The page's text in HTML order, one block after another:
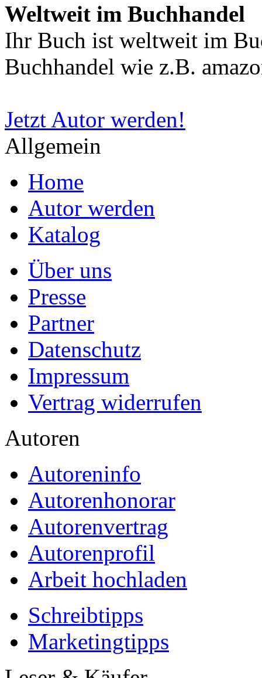
Weltweit im Buchhandel
Ihr Buch ist weltweit im
Buchhandel wie z.B.
Jetzt Autor werden!
Allgemein
Home
Autor werden
Katalog
Über uns
Presse
Partner
Datenschutz
Impressum
Vertrag widerrufen
Autoren
Autoreninfo
Autorenhonorar
Autorenvertrag
Autorenprofil
Arbeit hochladen
Schreibtipps
Marketingtipps